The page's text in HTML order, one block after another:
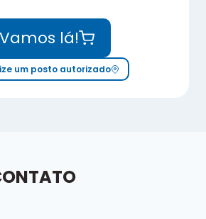
Vamos lá!
um posto autorizado